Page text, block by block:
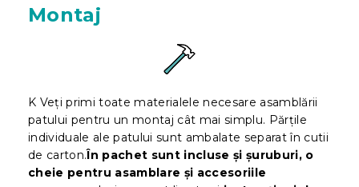
Montaj
K Veți primi toate materialele necesare asamblării
patului pentru un montaj cât mai simplu. Părțile
individuale ale patului sunt ambalate separat în cutii
de carton.În pachet sunt incluse și șuruburi, o
cheie pentru asamblare și accesoriile